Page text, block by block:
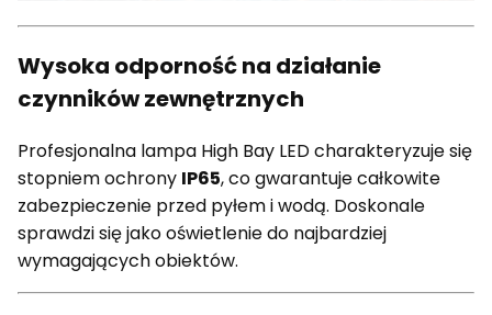
Wysoka odporność na działanie
czynników zewnętrznych
Profesjonalna lampa High Bay LED charakteryzuje się
stopniem ochrony IP65, co gwarantuje całkowite
zabezpieczenie przed pyłem i wodą. Doskonale
sprawdzi się jako oświetlenie do najbardziej
wymagających obiektów.